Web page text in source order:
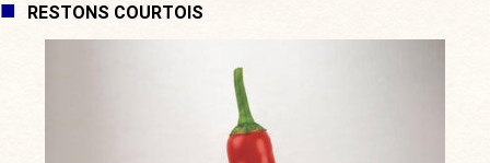
RESTONS COURTOIS